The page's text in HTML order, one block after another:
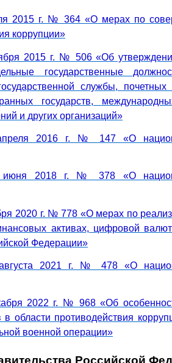
2015 г. № 364 «О мерах по
коррупции»
2015 г. № 506 «Об
государственные
службы,
государств,
и других организаций»
2016 г. № 147 «О
июня 2018 г. № 378 «О
2020 г. № 778 «О мерах по
активах, цифровой
Федерации»
2021 г. № 478 «О
2022 г. № 968 «Об
области противодействия
военной операции»
Российской